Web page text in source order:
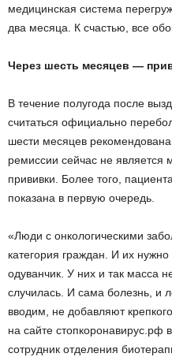
медицинская система
два месяца. К счастью, все
Через шесть месяцев —
В течение полугода после
считаться официально
шести месяцев
ремиссии сейчас не является
прививки. Более того,
показана в первую очередь.
«Люди с онкологическими
категория граждан. И их нужно
одуванчик. У них и так масса
случилась. И сама болезнь, и
вводим, не добавляют
на сайте стопкоронавирус.рф
сотрудник отделения